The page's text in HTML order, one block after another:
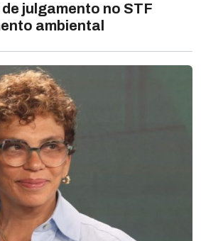
julgamento no STF
ambiental